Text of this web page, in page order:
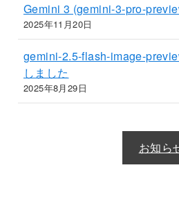
Gemini 3 (gemini-3-pro-
2025年11月20日
gemini-2.5-flash-image-
しました
2025年8月29日
お知ら